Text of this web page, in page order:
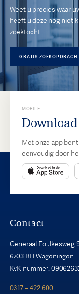
Weet u precies waar
heeft u deze nog niet
zoektocht.
GRATIS
MOBILE
Met onze app
eenvoudig door
Contact
Generaal Foulkesweg 9
6703 BH Wageningen
KvK nummer:
0317 – 422 600